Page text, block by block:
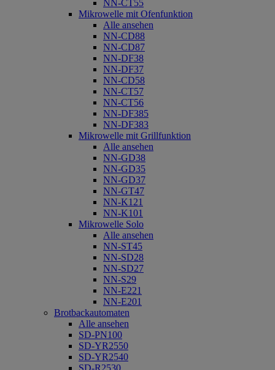
NN-CT55
Mikrowelle mit Ofenfunktion
Alle ansehen
NN-CD88
NN-CD87
NN-DF38
NN-DF37
NN-CD58
NN-CT57
NN-CT56
NN-DF385
NN-DF383
Mikrowelle mit Grillfunktion
Alle ansehen
NN-GD38
NN-GD35
NN-GD37
NN-GT47
NN-K121
NN-K101
Mikrowelle Solo
Alle ansehen
NN-ST45
NN-SD28
NN-SD27
NN-S29
NN-E221
NN-E201
Brotbackautomaten
Alle ansehen
SD-PN100
SD-YR2550
SD-YR2540
SD-R2530